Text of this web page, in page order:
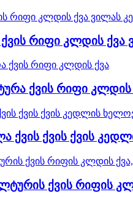
რიფი კლდის ქვა
ქვის რიფი კლდის
ქვის ქვის ქვის
ქვის რიფის